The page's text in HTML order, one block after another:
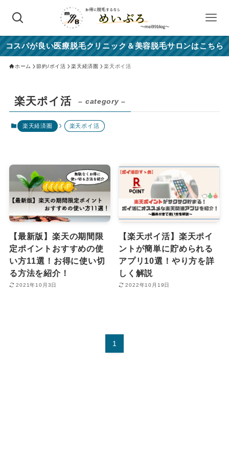
コスパが良い医療脱毛クリニック＆美容脱毛サロンはこちら
ホーム 節約/ポイ活 楽天経済圏 楽天ポイ活
楽天ポイ活 – category –
楽天経済圏 楽天ポイ活
【最新版】楽天の期間限
定ポイントおすすめの使
い方11選！お得に使い切
る方法を紹介！
2021年10月3日
【楽天ポイ活】楽天ポイ
ントが簡単に貯められる
アプリ10選！やり方を詳
しく解説
2022年10月19日
1